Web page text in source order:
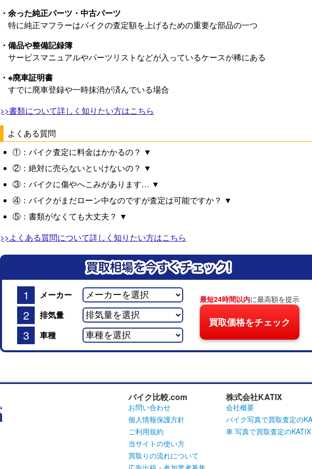
・余った純正パーツ・中古パーツ
特に純正マフラーはバイクの査定額を上げるための重要な部品の一つ
・備品や整備記録簿
サービスマニュアルやパーツリストなどが入っているケースが稀にある
・※廃車証明書
すでに廃車登録や一時抹消が済んでいる場合
>>書類について詳しく知りたい方はこちら
よくある質問
①：バイク査定に料金はかかるの？ ▼
②：絶対に売らないといけないの？ ▼
③：バイクに傷やへこみがあります… ▼
④：バイクがまだローン中なのですが査定は可能ですか？ ▼
⑤：書類がなくても大丈夫？ ▼
>>よくある質問について詳しく知りたい方はこちら
1 メーカー
2 排気量
3 車種
最短24時間以内に最高額を提示
買取価格をチェック
バイク比較.com
お問い合わせ
個人情報保護方針
ご利用規約
当サイトの使い方
買取りの流れについて
株式会社KATIX
会社概要
バイク写真で買取査定の
車 写真で買取査定のKATIX